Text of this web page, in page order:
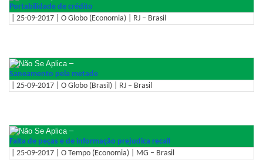
Portabilidade de crédito
| 25-09-2017 | O Globo (Economia) | RJ – Brasil
–
Saneamento pela metade
| 25-09-2017 | O Globo (Brasil) | RJ – Brasil
–
Falta de peças e de informação prejudica recall
| 25-09-2017 | O Tempo (Economia) | MG – Brasil